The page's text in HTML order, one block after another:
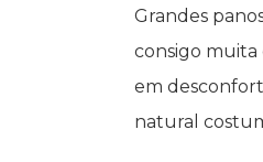
Grandes
consigo muita
em
natural